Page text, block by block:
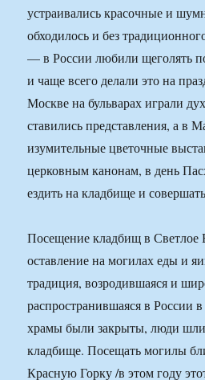
устраивались красочные и
обходилось и без
— в России любили щеголять
и чаще всего делали это на
Москве на бульварах играли
ставились представления, а в
изумительные цветочные
церковным канонам, в день
ездить на кладбище и
Посещение кладбищ в Светлое
оставление на могилах еды и
традиция, возродившаяся и
распространившаяся в России
храмы были закрыты, люди
кладбище. Посещать могилы
Красную Горку /в этом году